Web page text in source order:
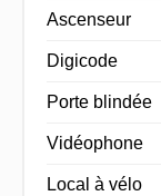
Ascenseur
Digicode
Porte blindée
Vidéophone
Local à vélo